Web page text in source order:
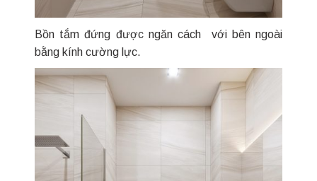
Bồn tắm đứng được ngăn cách với bên ngoài
bằng kính cường lực.